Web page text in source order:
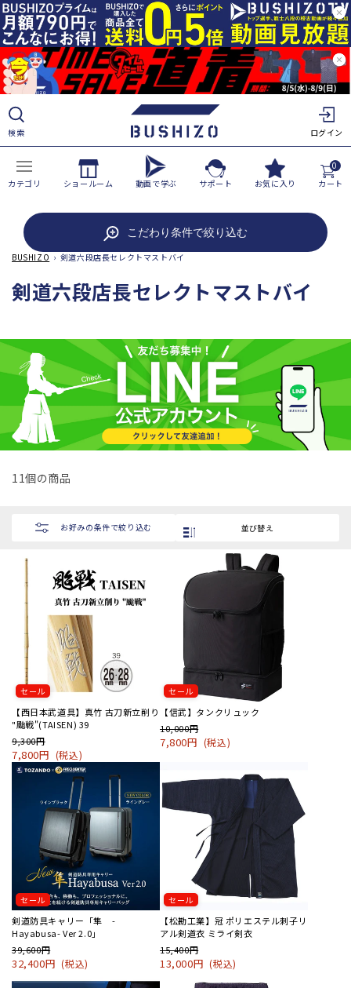
ツ
に
進
む
検索 ログイン
カテゴリ ショールーム 動画で学ぶ サポート お気に入り
0
カート
こだわり条件で絞り込む
BUSHIZO › 剣道六段店長セレクトマストバイ
コ
ク
シ
ョ
ン
:
剣道六段店長セレクトマストバイ
11個の商品
お好みの条件で絞り込む 並び替え
セール
【西日本武道具】真竹 古刀新立削り
"颱戦"(TAISEN) 39
9,300円
7,800円 (税込)
セール
【信武】タンクリュック
10,000円
7,800円 (税込)
セール
剣道防具キャリー「隼 -
Hayabusa- Ver 2.0」
39,600円
32,400円(税込)
セール
【松勘工業】冠 ポリエステル刺子リ
アル剣道衣 ミライ剣衣
15,400円
13,000円(税込)